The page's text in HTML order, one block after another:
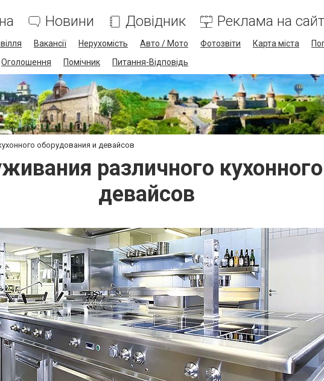
Новини Довідник Реклама на
Вакансії Нерухомість Авто / Мото Фотозвіти Карта міста
Оголошення Помічник Питання-Відповідь
оборудования и девайсов
различного
девайсов